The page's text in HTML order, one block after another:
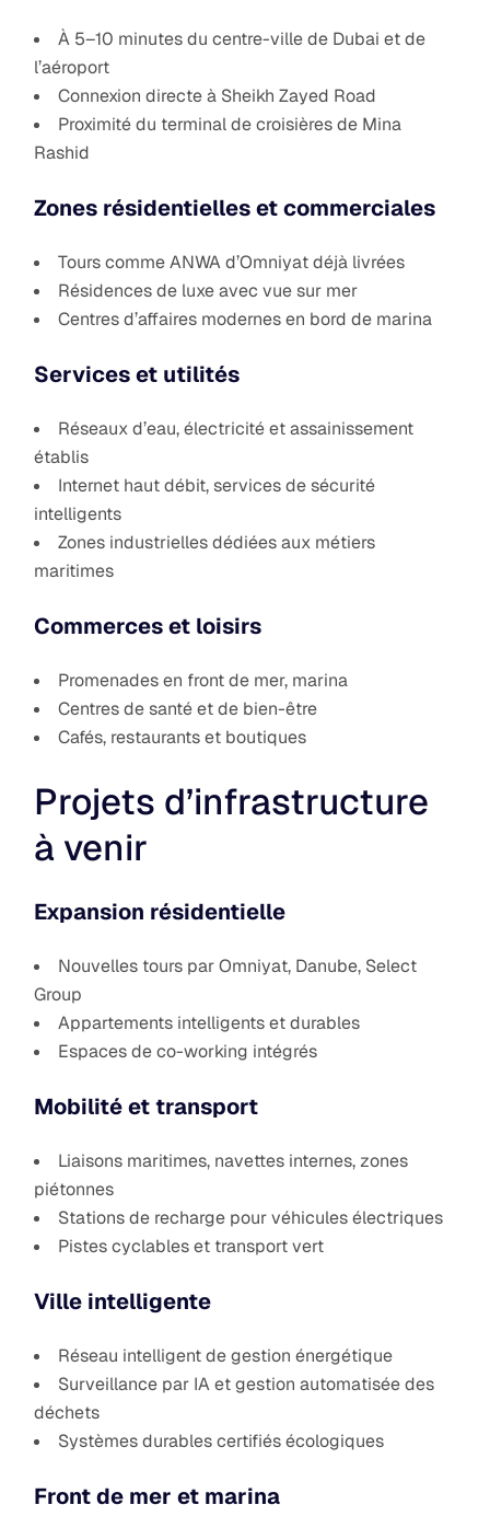
À 5–10 minutes du centre-ville de Dubai et de
l’aéroport
Connexion directe à Sheikh Zayed Road
Proximité du terminal de croisières de Mina
Rashid
Zones résidentielles et commerciales
Tours comme ANWA d’Omniyat déjà livrées
Résidences de luxe avec vue sur mer
Centres d’affaires modernes en bord de marina
Services et utilités
Réseaux d’eau, électricité et assainissement
établis
Internet haut débit, services de sécurité
intelligents
Zones industrielles dédiées aux métiers
maritimes
Commerces et loisirs
Promenades en front de mer, marina
Centres de santé et de bien-être
Cafés, restaurants et boutiques
Projets d’infrastructure
à venir
Expansion résidentielle
Nouvelles tours par Omniyat, Danube, Select
Group
Appartements intelligents et durables
Espaces de co-working intégrés
Mobilité et transport
Liaisons maritimes, navettes internes, zones
piétonnes
Stations de recharge pour véhicules électriques
Pistes cyclables et transport vert
Ville intelligente
Réseau intelligent de gestion énergétique
Surveillance par IA et gestion automatisée des
déchets
Systèmes durables certifiés écologiques
Front de mer et marina